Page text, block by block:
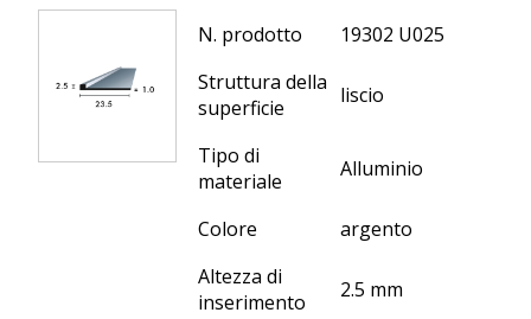
N. prodotto
19302 U025
Struttura della
superficie
liscio
Tipo di
materiale
Alluminio
Colore
argento
Altezza di
inserimento
2.5 mm